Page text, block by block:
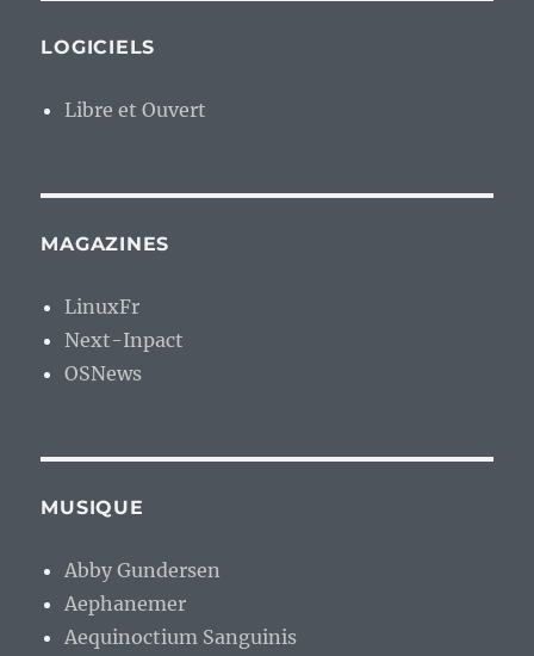
LOGICIELS
Libre et Ouvert
MAGAZINES
LinuxFr
Next-Inpact
OSNews
MUSIQUE
Abby Gundersen
Aephanemer
Aequinoctium Sanguinis